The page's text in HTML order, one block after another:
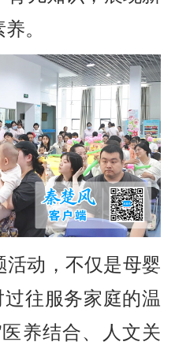
。
活动，不仅是母婴
往服务家庭的温
养结合、人文关